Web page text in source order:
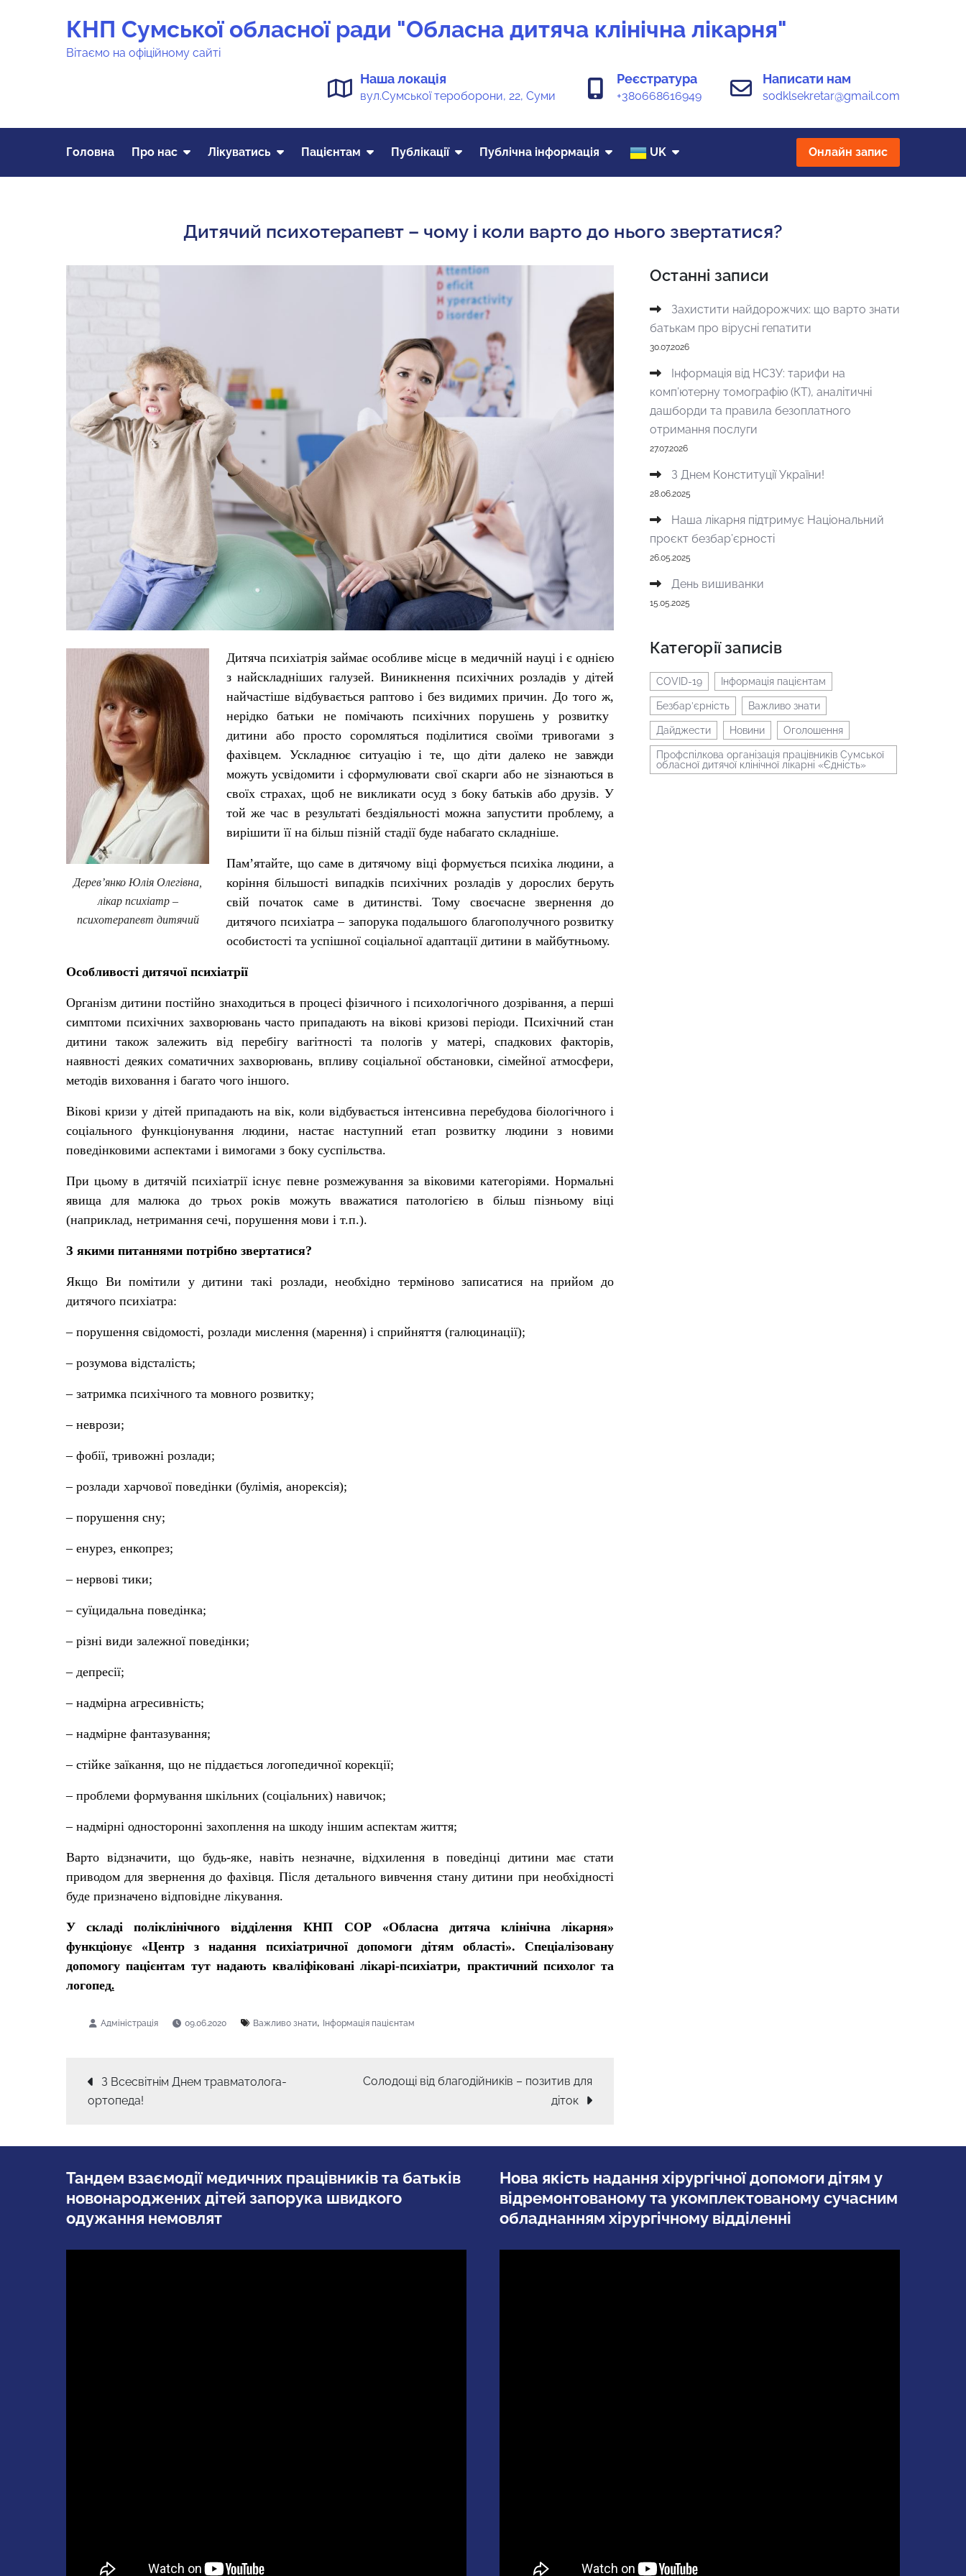
КНП Сумської обласної ради "Обласна дитяча клінічна лікарня"
Вітаємо на офіційному сайті
Наша локація
вул.Сумської тероборони, 22, Суми
Реєстратура
+380668616949
Написати нам
sodklsekretar@gmail.com
Головна Про нас Лікуватись Пацієнтам Публікації Публічна інформація UK Онлайн запис
Дитячий психотерапевт – чому і коли варто до нього звертатися?
Дерев’янко Юлія Олегівна,
лікар психіатр –
психотерапевт дитячий
Дитяча психіатрія займає особливе місце в медичній науці і є однією
з найскладніших галузей.Виникнення психічних розладів у дітей
найчастіше відбувається раптово і без видимих причин. До того ж,
нерідко батьки не помічають психічних порушень у розвитку
дитини або просто соромляться поділитися своїми тривогами з
фахівцем. Ускладнює ситуацію і те, що діти далеко не завжди
можуть усвідомити і сформулювати свої скарги або не зізнаються в
своїх страхах, щоб не викликати осуд з боку батьків або друзів. У
той же час в результаті бездіяльності можна запустити проблему, а
вирішити її на більш пізній стадії буде набагато складніше.
Пам’ятайте, що саме в дитячому віці формується психіка людини, а
коріння більшості випадків психічних розладів у дорослих беруть
свій початок саме в дитинстві. Тому своєчасне звернення до
дитячого психіатра – запорука подальшого благополучного розвитку
особистості та успішної соціальної адаптації дитини в майбутньому.
Особливості дитячої психіатрії
Організм дитини постійно знаходиться в процесі фізичного і психологічного дозрівання, а перші
симптоми психічних захворювань часто припадають на вікові кризові періоди. Психічний стан
дитини також залежить від перебігу вагітності та пологів у матері, спадкових факторів,
наявності деяких соматичних захворювань, впливу соціальної обстановки, сімейної атмосфери,
методів виховання і багато чого іншого.
Вікові кризи у дітей припадають на вік, коли відбувається інтенсивна перебудова біологічного і
соціального функціонування людини, настає наступний етап розвитку людини з новими
поведінковими аспектами і вимогами з боку суспільства.
При цьому в дитячій психіатрії існує певне розмежування за віковими категоріями. Нормальні
явища для малюка до трьох років можуть вважатися патологією в більш пізньому віці
(наприклад, нетримання сечі, порушення мови і т.п.).
З якими питаннями потрібно звертатися?
Якщо Ви помітили у дитини такі розлади, необхідно терміново записатися на прийом до
дитячого психіатра:
– порушення свідомості, розлади мислення (марення) і сприйняття (галюцинації);
– розумова відсталість;
– затримка психічного та мовного розвитку;
– неврози;
– фобії, тривожні розлади;
– розлади харчової поведінки (булімія, анорексія);
– порушення сну;
– енурез, енкопрез;
– нервові тики;
– суїцидальна поведінка;
– різні види залежної поведінки;
– депресії;
– надмірна агресивність;
– надмірне фантазування;
– стійке заїкання, що не піддається логопедичної корекції;
– проблеми формування шкільних (соціальних) навичок;
– надмірні односторонні захоплення на шкоду іншим аспектам життя;
Варто відзначити, що будь-яке, навіть незначне, відхилення в поведінці дитини має стати
приводом для звернення до фахівця. Після детального вивчення стану дитини при необхідності
буде призначено відповідне лікування.
У складі поліклінічного відділення КНП СОР «Обласна дитяча клінічна лікарня»
функціонує «Центр з надання психіатричної допомоги дітям області». Спеціалізовану
допомогупацієнтам тут надають кваліфіковані лікарі-психіатри, практичний психолог та
логопед.
09.06.2020 Важливо знати, Інформація пацієнтам
Навігація
З Всесвітнім Днем травматолога-
ортопеда!
Солодощі від благодійників – позитив для
діток
Останні записи
Захистити найдорожчих: що варто знати
батькам про вірусні гепатити
30.07.2026
Інформація від НСЗУ: тарифи на
комп’ютерну томографію (КТ), аналітичні
дашборди та правила безоплатного
отримання послуги
27.07.2026
З Днем Конституції України!
28.06.2025
Наша лікарня підтримує Національний
проєкт безбар’єрності
26.05.2025
День вишиванки
15.05.2025
Категорії записів
COVID-19 Інформація пацієнтам
Безбар’єрність Важливо знати
Дайджести Новини Оголошення
Профспілкова організація працівників Сумської
обласної дитячої клінічної лікарні «Єдність»
Тандем взаємодії медичних працівників та батьків
новонароджених дітей запорука швидкого
одужання немовлят
Нова якість надання хірургічної допомоги дітям у
відремонтованому та укомплектованому сучасним
обладнанням хірургічному відділенні